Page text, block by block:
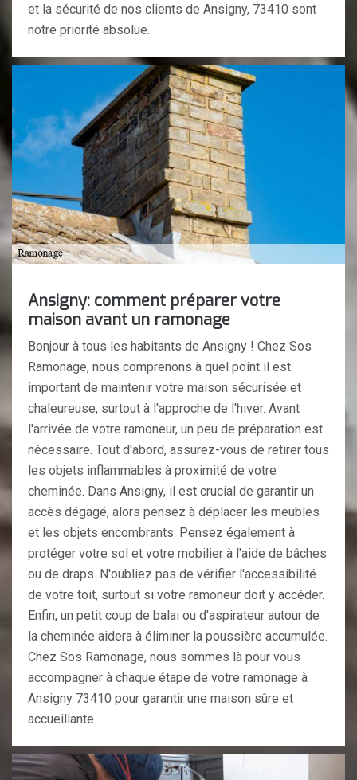
et la sécurité de nos clients de Ansigny, 73410 sont
notre priorité absolue.
Ansigny: comment préparer votre
maison avant un ramonage
Bonjour à tous les habitants de Ansigny ! Chez Sos
Ramonage, nous comprenons à quel point il est
important de maintenir votre maison sécurisée et
chaleureuse, surtout à l'approche de l'hiver. Avant
l'arrivée de votre ramoneur, un peu de préparation est
nécessaire. Tout d'abord, assurez-vous de retirer tous
les objets inflammables à proximité de votre
cheminée. Dans Ansigny, il est crucial de garantir un
accès dégagé, alors pensez à déplacer les meubles
et les objets encombrants. Pensez également à
protéger votre sol et votre mobilier à l'aide de bâches
ou de draps. N'oubliez pas de vérifier l'accessibilité
de votre toit, surtout si votre ramoneur doit y accéder.
Enfin, un petit coup de balai ou d'aspirateur autour de
la cheminée aidera à éliminer la poussière accumulée.
Chez Sos Ramonage, nous sommes là pour vous
accompagner à chaque étape de votre ramonage à
Ansigny 73410 pour garantir une maison sûre et
accueillante.